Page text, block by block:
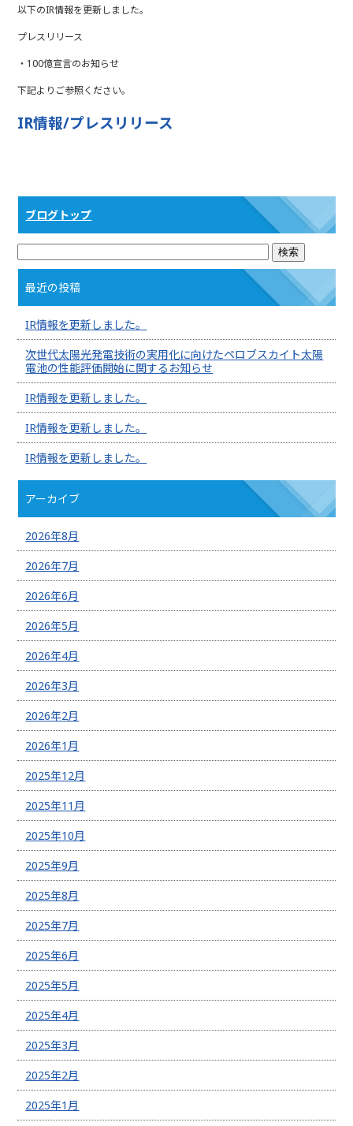
c
e
b
o
o
itt
e
r
e
以下のIR情報を更新しました。
プレスリリース
・100億宣言のお知らせ
下記よりご参照ください。
IR情報/プレスリリース
ブログトップ
最近の投稿
IR情報を更新しました。
次世代太陽光発電技術の実用化に向けたペロブスカイト太陽
電池の性能評価開始に関するお知らせ
IR情報を更新しました。
IR情報を更新しました。
IR情報を更新しました。
アーカイブ
2026年8月
2026年7月
2026年6月
2026年5月
2026年4月
2026年3月
2026年2月
2026年1月
2025年12月
2025年11月
2025年10月
2025年9月
2025年8月
2025年7月
2025年6月
2025年5月
2025年4月
2025年3月
2025年2月
2025年1月